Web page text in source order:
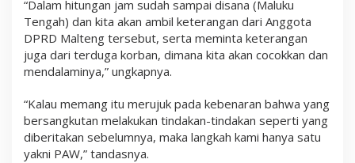
“Dalam hitungan jam sudah sampai disana (Maluku
Tengah) dan kita akan ambil keterangan dari Anggota
DPRD Malteng tersebut, serta meminta keterangan
juga dari terduga korban, dimana kita akan cocokkan dan
mendalaminya,” ungkapnya.
“Kalau memang itu merujuk pada kebenaran bahwa yang
bersangkutan melakukan tindakan-tindakan seperti yang
diberitakan sebelumnya, maka langkah kami hanya satu
yakni PAW,” tandasnya.